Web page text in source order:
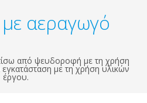
αεραγωγό
από ψευδοροφή με τη χρήση
με τη χρήση υλικών
έργου.